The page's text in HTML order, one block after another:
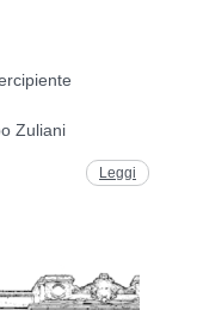
Zuliani
Leggi